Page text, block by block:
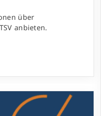
über
anbieten.